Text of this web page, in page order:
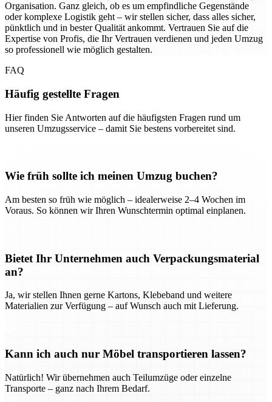
Organisation. Ganz gleich, ob es um empfindliche Gegenstände
oder komplexe Logistik geht – wir stellen sicher, dass alles sicher,
pünktlich und in bester Qualität ankommt. Vertrauen Sie auf die
Expertise von Profis, die Ihr Vertrauen verdienen und jeden Umzug
so professionell wie möglich gestalten.
FAQ
Häufig gestellte Fragen
Hier finden Sie Antworten auf die häufigsten Fragen rund um
unseren Umzugsservice – damit Sie bestens vorbereitet sind.
Wie früh sollte ich meinen Umzug buchen?
Am besten so früh wie möglich – idealerweise 2–4 Wochen im
Voraus. So können wir Ihren Wunschtermin optimal einplanen.
Bietet Ihr Unternehmen auch Verpackungsmaterial
an?
Ja, wir stellen Ihnen gerne Kartons, Klebeband und weitere
Materialien zur Verfügung – auf Wunsch auch mit Lieferung.
Kann ich auch nur Möbel transportieren lassen?
Natürlich! Wir übernehmen auch Teilumzüge oder einzelne
Transporte – ganz nach Ihrem Bedarf.